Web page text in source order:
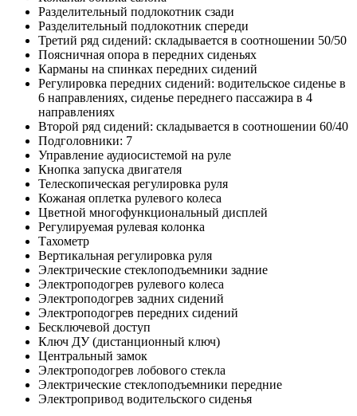
Разделительный подлокотник сзади
Разделительный подлокотник спереди
Третий ряд сидений: складывается в соотношении 50/50
Поясничная опора в передних сиденьях
Карманы на спинках передних сидений
Регулировка передних сидений: водительское сиденье в
6 направлениях, сиденье переднего пассажира в 4
направлениях
Второй ряд сидений: складывается в соотношении 60/40
Подголовники: 7
Управление аудиосистемой на руле
Кнопка запуска двигателя
Телескопическая регулировка руля
Кожаная оплетка рулевого колеса
Цветной многофункциональный дисплей
Регулируемая рулевая колонка
Тахометр
Вертикальная регулировка руля
Электрические стеклоподъемники задние
Электроподогрев рулевого колеса
Электроподогрев задних сидений
Электроподогрев передних сидений
Бесключевой доступ
Ключ ДУ (дистанционный ключ)
Центральный замок
Электроподогрев лобового стекла
Электрические стеклоподъемники передние
Электропривод водительского сиденья